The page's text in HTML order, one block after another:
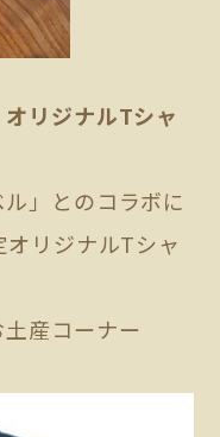
リジナルTシャ
」とのコラボに
リジナルTシャ
産コーナー